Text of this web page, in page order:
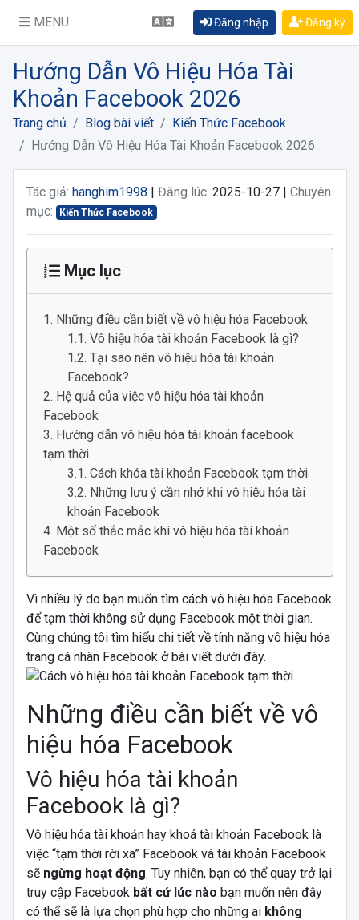
MENU Đăng nhập Đăng ký
Hướng Dẫn Vô Hiệu Hóa Tài
Khoản Facebook 2026
Trang chủ Blog bài viết
Kiến Thức Facebook
Hướng Dẫn Vô Hiệu Hóa Tài Khoản Facebook 2026
Tác giả: hanghim1998 | Đăng lúc: 2025-10-27 | Chuyên
mục:
Kiến Thức Facebook
Mục lục
Những điều cần biết về vô hiệu hóa Facebook
Vô hiệu hóa tài khoản Facebook là gì?
Tại sao nên vô hiệu hóa tài khoản
Facebook?
Hệ quả của việc vô hiệu hóa tài khoản
Facebook
Hướng dẫn vô hiệu hóa tài khoản facebook
tạm thời
Cách khóa tài khoản Facebook tạm thời
Những lưu ý cần nhớ khi vô hiệu hóa tài
khoản Facebook
Một số thắc mắc khi vô hiệu hóa tài khoản
Facebook
Vì nhiều lý do bạn muốn tìm cách vô hiệu hóa Facebook
để tạm thời không sử dụng Facebook một thời gian.
Cùng chúng tôi tìm hiểu chi tiết về tính năng vô hiệu hóa
trang cá nhân Facebook ở bài viết dưới đây.
Những điều cần biết về vô
hiệu hóa Facebook
Vô hiệu hóa tài khoản
Facebook là gì?
Vô hiệu hóa tài khoản hay khoá tài khoản Facebook là
việc “tạm thời rời xa” Facebook và tài khoản Facebook
sẽ ngừng hoạt động. Tuy nhiên, bạn có thể quay trở lại
truy cập Facebook bất cứ lúc nào bạn muốn nên đây
có thể sẽ là lựa chọn phù hợp cho những ai không